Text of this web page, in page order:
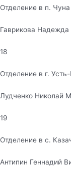
Отделение в п.
Гаврикова Надежда
18
Отделение в г.
Лудченко Николай
19
Отделение в с.
Антипин Геннадий